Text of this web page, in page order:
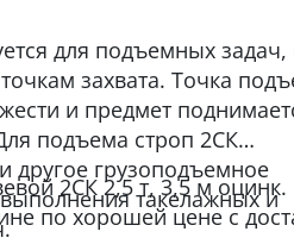
для подъемных задач,
захвата. Точка
и предмет
подъема строп 2СК
другое грузоподъемное
такелажных и
2СК 2,5 т, 3,5 м оцинк.
по хорошей цене с